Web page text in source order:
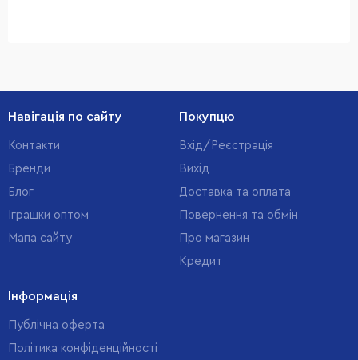
Навігація по сайту
Контакти
Бренди
Блог
Іграшки оптом
Мапа сайту
Покупцю
Вхід/Реєстрація
Вихід
Доставка та оплата
Повернення та обмін
Про магазин
Кредит
Інформація
Публічна оферта
Політика конфіденційності